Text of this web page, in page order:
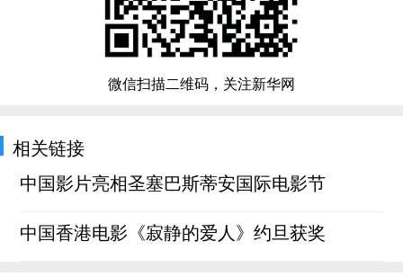
微信扫描二维码，关注新华网
相关链接
中国影片亮相圣塞巴斯蒂安国际电影节
中国香港电影《寂静的爱人》约旦获奖